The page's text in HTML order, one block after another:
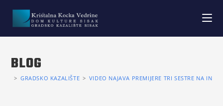
BLOG
> GRADSKO KAZALIŠTE > VIDEO NAJAVA PREMIJERE TRI SESTRE NA